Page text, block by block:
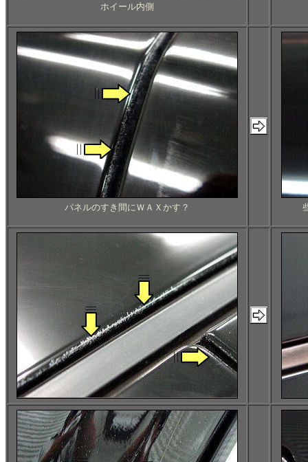
ホイール内側
パネルのすき間にＷＡＸかす？